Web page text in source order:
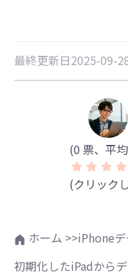
最終更新日2025-09-
(0 票、平
(クリック
ホーム >>iPhone
初期化したiPadから